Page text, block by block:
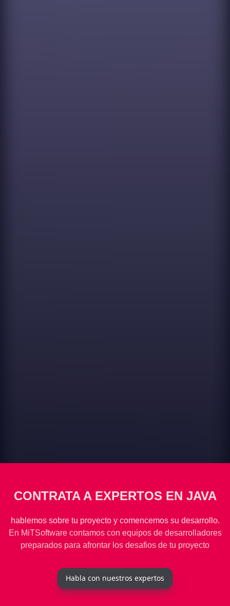
CONTRATA A EXPERTOS EN JAVA
hablemos sobre tu proyecto y comencemos su desarrollo.
En MiTSoftware contamos con equipos de desarrolladores
preparados para afrontar los desafios de tu proyecto
Habla con nuestros expertos